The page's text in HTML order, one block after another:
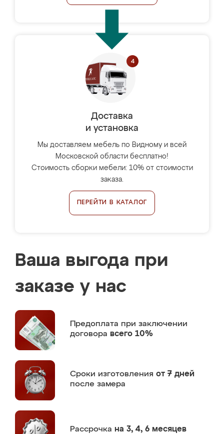
Доставка
и установка
Мы доставляем мебель по Видному и всей
Московской области бесплатно!
Стоимость сборки мебели: 10% от стоимости
заказа.
ПЕРЕЙТИ В КАТАЛОГ
Ваша выгода при
заказе у нас
Предоплата при заключении
договора всего 10%
Сроки изготовления от 7 дней
после замера
Рассрочка на 3, 4, 6 месяцев